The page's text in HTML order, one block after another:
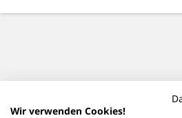
Wir verwenden Cookies!